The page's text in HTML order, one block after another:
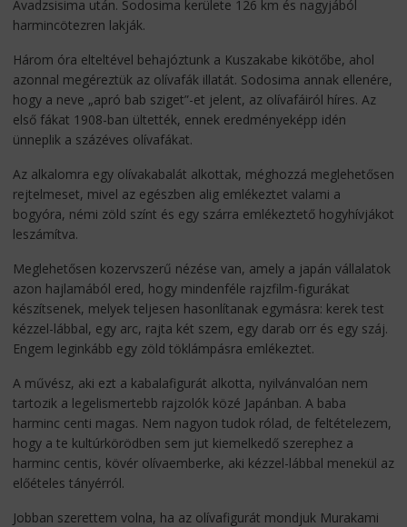
Avadzsisima után. Sodosima kerülete 126 km és nagyjából
harmincötezren lakják.
Három óra elteltével behajóztunk a Kuszakabe kikötőbe, ahol
azonnal megéreztük az olívafák illatát. Sodosima annak ellenére,
hogy a neve „apró bab sziget”-et jelent, az olívafáiról híres. Az
első fákat 1908-ban ültették, ennek eredményeképp idén
ünneplik a százéves olívafákat.
Az alkalomra egy olívakabalát alkottak, méghozzá meglehetősen
rejtelmeset, mivel az egészben alig emlékeztet valami a
bogyóra, némi zöld színt és egy szárra emlékeztető hogyhívjákot
leszámítva.
Meglehetősen kozervszerű nézése van, amely a japán vállalatok
azon hajlamából ered, hogy mindenféle rajzfilm-figurákat
készítsenek, melyek teljesen hasonlítanak egymásra: kerek test
kézzel-lábbal, egy arc, rajta két szem, egy darab orr és egy száj.
Engem leginkább egy zöld töklámpásra emlékeztet.
A művész, aki ezt a kabalafigurát alkotta, nyilvánvalóan nem
tartozik a legelismertebb rajzolók közé Japánban. A baba
harminc centi magas. Nem nagyon tudok rólad, de feltételezem,
hogy a te kultúrkörödben sem jut kiemelkedő szerephez a
harminc centis, kövér olívaemberke, aki kézzel-lábbal menekül az
előételes tányérról.
Jobban szerettem volna, ha az olívafigurát mondjuk Murakami